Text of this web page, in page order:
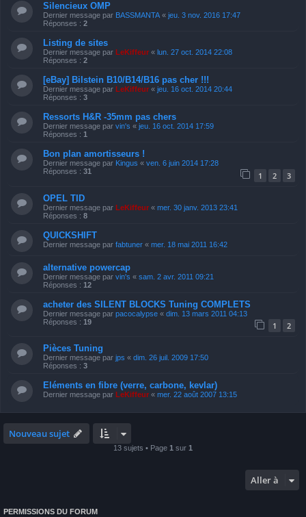
Silencieux OMP
Dernier message par BASSMANTA « jeu. 3 nov. 2016 17:47
Réponses : 2
Listing de sites
Dernier message par LeKiffeur « lun. 27 oct. 2014 22:08
Réponses : 2
[eBay] Bilstein B10/B14/B16 pas cher !!!
Dernier message par LeKiffeur « jeu. 16 oct. 2014 20:44
Réponses : 3
Ressorts H&R -35mm pas chers
Dernier message par vin's « jeu. 16 oct. 2014 17:59
Réponses : 1
Bon plan amortisseurs !
Dernier message par Kingus « ven. 6 juin 2014 17:28
Réponses : 31 1 2 3
OPEL TID
Dernier message par LeKiffeur « mer. 30 janv. 2013 23:41
Réponses : 8
QUICKSHIFT
Dernier message par fabtuner « mer. 18 mai 2011 16:42
alternative powercap
Dernier message par vin's « sam. 2 avr. 2011 09:21
Réponses : 12
acheter des SILENT BLOCKS Tuning COMPLETS
Dernier message par pacocalypse « dim. 13 mars 2011 04:13
Réponses : 19 1 2
Pièces Tuning
Dernier message par jps « dim. 26 juil. 2009 17:50
Réponses : 3
Eléments en fibre (verre, carbone, kevlar)
Dernier message par LeKiffeur « mer. 22 août 2007 13:15
Nouveau sujet
13 sujets • Page 1 sur 1
Aller à
PERMISSIONS DU FORUM